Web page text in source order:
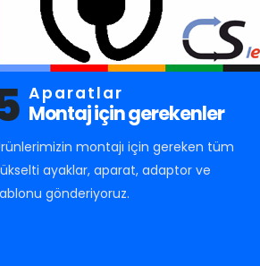
Aparatlar
Montaj için gerekenler
montajı için gereken tüm
ayaklar, aparat, adaptor ve
gönderiyoruz.